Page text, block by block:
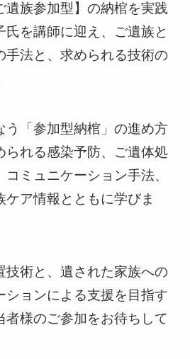
族参加型】の納棺を実践
を講師に迎え、ご遺族と
手法と、求められる技術の
う「参加型納棺」の進め方
られる感染予防、ご遺体処
ミュニケーション手法、
ケア情報とともに学びま
術と、遺された家族への
ションによる支援を目指す
者様のご参加をお待ちして